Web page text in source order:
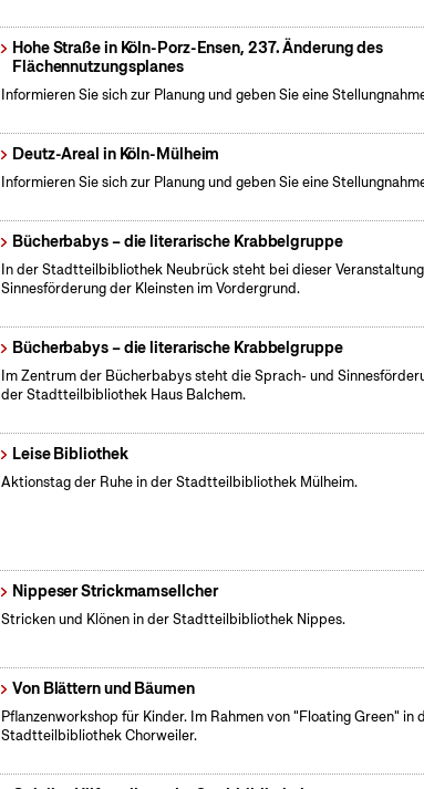
Hohe Straße in Köln-Porz-Ensen, 237. Änderung des
Flächennutzungsplanes
Informieren Sie sich zur Planung und geben Sie eine
Deutz-Areal in Köln-Mülheim
Informieren Sie sich zur Planung und geben Sie eine
Bücherbabys – die literarische Krabbelgruppe
In der Stadtteilbibliothek Neubrück steht bei dieser
Sinnesförderung der Kleinsten im Vordergrund.
Bücherbabys – die literarische Krabbelgruppe
Im Zentrum der Bücherbabys steht die Sprach- und
der Stadtteilbibliothek Haus Balchem.
Leise Bibliothek
Aktionstag der Ruhe in der Stadtteilbibliothek Mülheim.
Nippeser Strickmamsellcher
Stricken und Klönen in der Stadtteilbibliothek Nippes.
Von Blättern und Bäumen
Pflanzenworkshop für Kinder. Im Rahmen von "Floating Green" in
Stadtteilbibliothek Chorweiler.